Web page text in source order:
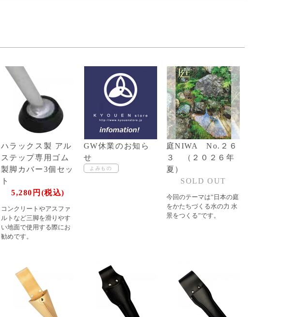
ハラックス製 アル
ステップ専用ゴム
製脚カバー3個セッ
ト
5,280円(税込)
コンクリートやアスファ
ルトなど三脚を滑りやす
い地面で使用する際にお
勧めです。
GW休業のお知ら
せ
庭NIWA No.２６
３ （２０２６年
夏）
SOLD OUT
今回のテーマは”日本の庭
をかたちづくる水の力 水
景をつくる”です。